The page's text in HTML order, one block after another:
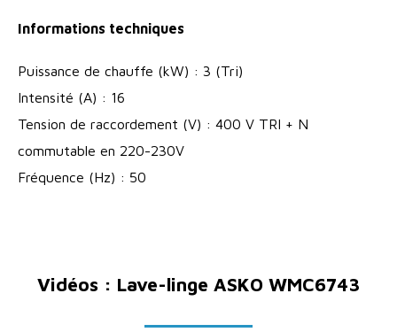
Informations techniques
Puissance de chauffe (kW) : 3 (Tri)
Intensité (A) : 16
Tension de raccordement (V) : 400 V TRI + N
commutable en 220-230V
Fréquence (Hz) : 50
Vidéos : Lave-linge ASKO WMC6743